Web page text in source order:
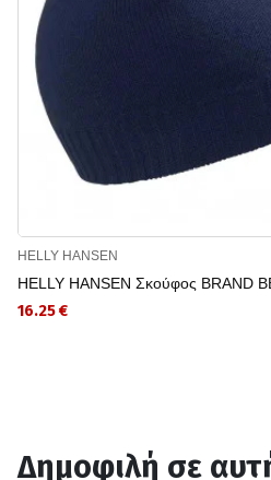
HELLY HANSEN
HELLY HANSEN Σκούφος BRAND
16.25 €
Δημοφιλή σε